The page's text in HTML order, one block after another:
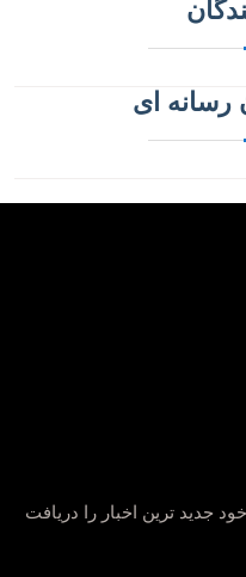
رسانه ای
جدید ترین اخبار را دریافت